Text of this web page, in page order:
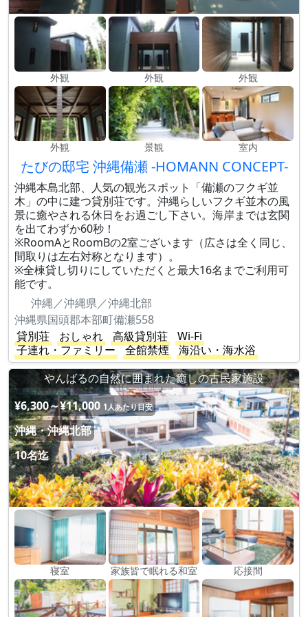
外観 外観 外観
外観 景観 室内
たびの邸宅 沖縄備瀬 -HOMANN CONCEPT-
沖縄本島北部、人気の観光スポット「備瀬のフクギ並
木」の中に建つ貸別荘です。沖縄らしいフクギ並木の風
景に癒やされる休日をお過ごし下さい。海岸までは玄関
を出てわずか60秒！
※RoomAとRoomBの2室ございます（広さは全く同じ、
間取りは左右対称となります）。
※全棟貸し切りにしていただくと最大16名までご利用可
能です。
沖縄／沖縄県／沖縄北部
沖縄県国頭郡本部町備瀬558
貸別荘
おしゃれ 高級貸別荘
Wi-Fi
子連れ・ファミリー
全館禁煙
海沿い・海水浴
やんばるの自然に囲まれた癒しの古民家施設
¥6,300～¥11,000 1人あたり目安
沖縄・沖縄北部
10名迄
寝室 家族皆で眠れる和室 応接間